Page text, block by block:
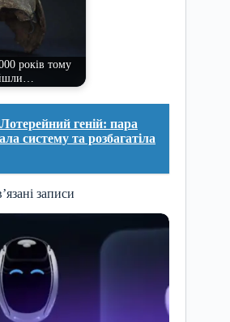
років тому
Лотерейний геній: пара
систему та розбагатіла
записи